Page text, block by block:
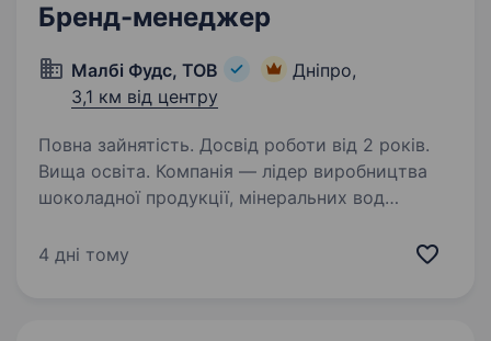
Бренд-менеджер
Малбі Фудс, ТОВ
Дніпро,
3,1 км від центру
Повна зайнятість. Досвід роботи від 2 років.
Вища освіта. Компанія — лідер виробництва
шоколадної продукції, мінеральних вод
команду талановитого і амбіційного кандидата
4 дні тому